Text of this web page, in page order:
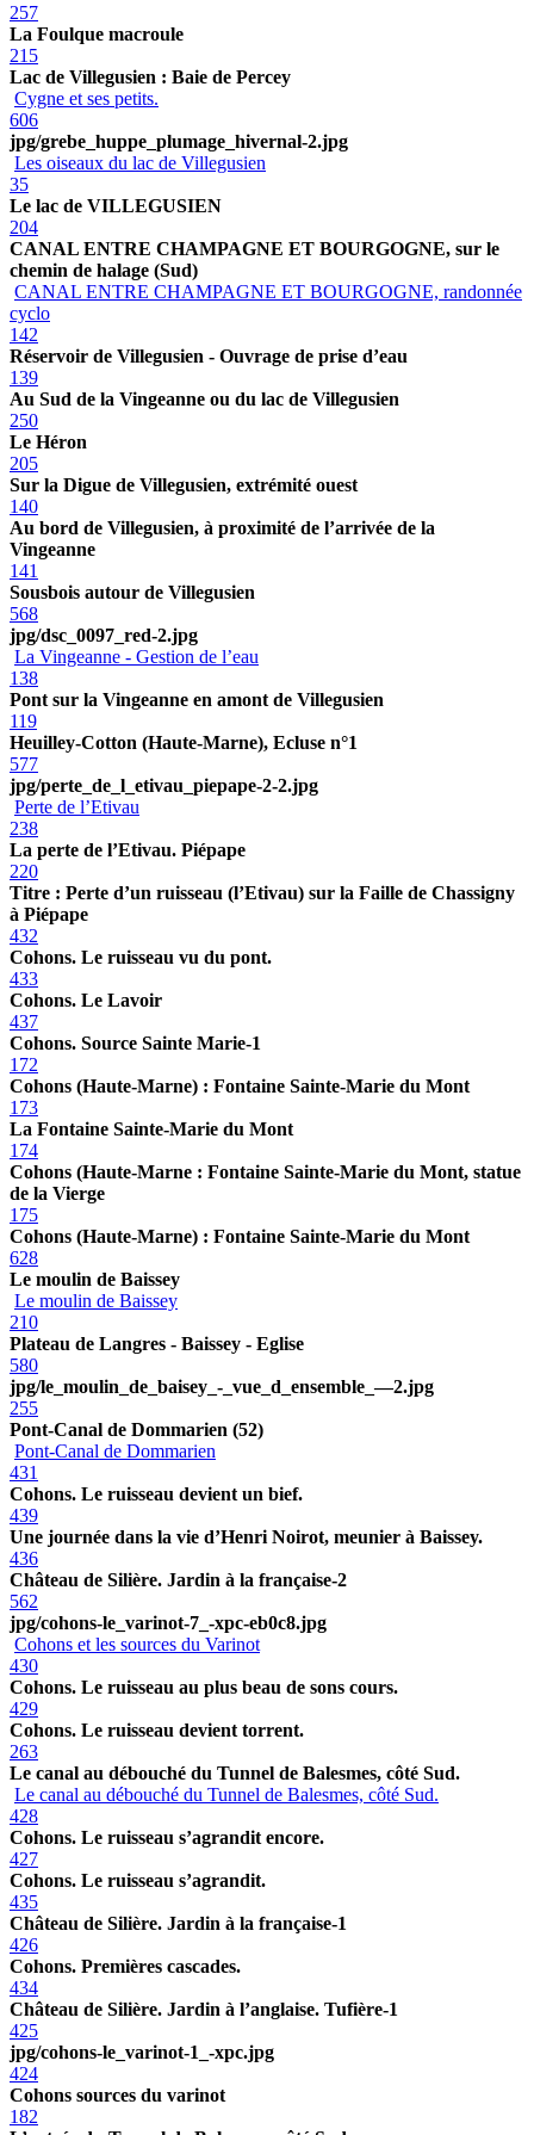
257
La Foulque macroule
215
Lac de Villegusien : Baie de Percey
Cygne et ses petits.
606
jpg/grebe_huppe_plumage_hivernal-2.jpg
Les oiseaux du lac de Villegusien
35
Le lac de VILLEGUSIEN
204
CANAL ENTRE CHAMPAGNE ET BOURGOGNE, sur le
chemin de halage (Sud)
CANAL ENTRE CHAMPAGNE ET BOURGOGNE, randonnée
cyclo
142
Réservoir de Villegusien - Ouvrage de prise d’eau
139
Au Sud de la Vingeanne ou du lac de Villegusien
250
Le Héron
205
Sur la Digue de Villegusien, extrémité ouest
140
Au bord de Villegusien, à proximité de l’arrivée de la
Vingeanne
141
Sousbois autour de Villegusien
568
jpg/dsc_0097_red-2.jpg
La Vingeanne - Gestion de l’eau
138
Pont sur la Vingeanne en amont de Villegusien
119
Heuilley-Cotton (Haute-Marne), Ecluse n°1
577
jpg/perte_de_l_etivau_piepape-2-2.jpg
Perte de l’Etivau
238
La perte de l’Etivau. Piépape
220
Titre : Perte d’un ruisseau (l’Etivau) sur la Faille de Chassigny
à Piépape
432
Cohons. Le ruisseau vu du pont.
433
Cohons. Le Lavoir
437
Cohons. Source Sainte Marie-1
172
Cohons (Haute-Marne) : Fontaine Sainte-Marie du Mont
173
La Fontaine Sainte-Marie du Mont
174
Cohons (Haute-Marne : Fontaine Sainte-Marie du Mont, statue
de la Vierge
175
Cohons (Haute-Marne) : Fontaine Sainte-Marie du Mont
628
Le moulin de Baissey
Le moulin de Baissey
210
Plateau de Langres - Baissey - Eglise
580
jpg/le_moulin_de_baisey_-_vue_d_ensemble_—2.jpg
255
Pont-Canal de Dommarien (52)
Pont-Canal de Dommarien
431
Cohons. Le ruisseau devient un bief.
439
Une journée dans la vie d’Henri Noirot, meunier à Baissey.
436
Château de Silière. Jardin à la française-2
562
jpg/cohons-le_varinot-7_-xpc-eb0c8.jpg
Cohons et les sources du Varinot
430
Cohons. Le ruisseau au plus beau de sons cours.
429
Cohons. Le ruisseau devient torrent.
263
Le canal au débouché du Tunnel de Balesmes, côté Sud.
Le canal au débouché du Tunnel de Balesmes, côté Sud.
428
Cohons. Le ruisseau s’agrandit encore.
427
Cohons. Le ruisseau s’agrandit.
435
Château de Silière. Jardin à la française-1
426
Cohons. Premières cascades.
434
Château de Silière. Jardin à l’anglaise. Tufière-1
425
jpg/cohons-le_varinot-1_-xpc.jpg
424
Cohons sources du varinot
182